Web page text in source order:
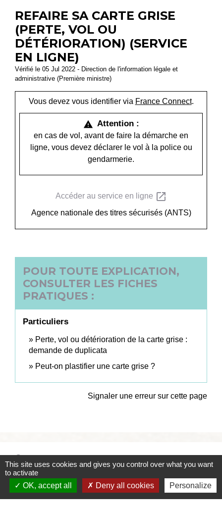
REFAIRE SA CARTE GRISE
(PERTE, VOL OU
DÉTÉRIORATION) (SERVICE
EN LIGNE)
Vérifié le 05 Jul 2022 - Direction de l'information légale et
administrative (Première ministre)
Vous devez vous identifier via France Connect.
warning Attention :
en cas de vol, avant de faire la démarche en
ligne, vous devez déclarer le vol à la police ou
gendarmerie.
Accéder au service en ligne open_in_new
Agence nationale des titres sécurisés (ANTS)
POUR TOUTE EXPLICATION,
CONSULTER LES FICHES
PRATIQUES :
Particuliers
Perte, vol ou détérioration de la carte grise :
demande de duplicata
Peut-on plastifier une carte grise ?
Signaler une erreur sur cette page
Contacts
Commune de Coëtmieux
3, rue de la Mairie
22400 Coëtmieux - FRANCE
This site uses cookies and gives you control over what you want
to activate
OK, accept all
Deny all cookies Personalize